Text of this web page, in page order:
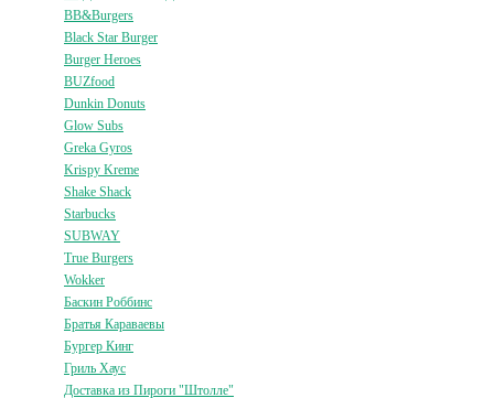
BB&Burgers
Black Star Burger
Burger Heroes
BUZfood
Dunkin Donuts
Glow Subs
Greka Gyros
Krispy Kreme
Shake Shack
Starbucks
SUBWAY
True Burgers
Wokker
Баскин Роббинс
Братья Караваевы
Бургер Кинг
Гриль Хаус
Доставка из Пироги "Штолле"